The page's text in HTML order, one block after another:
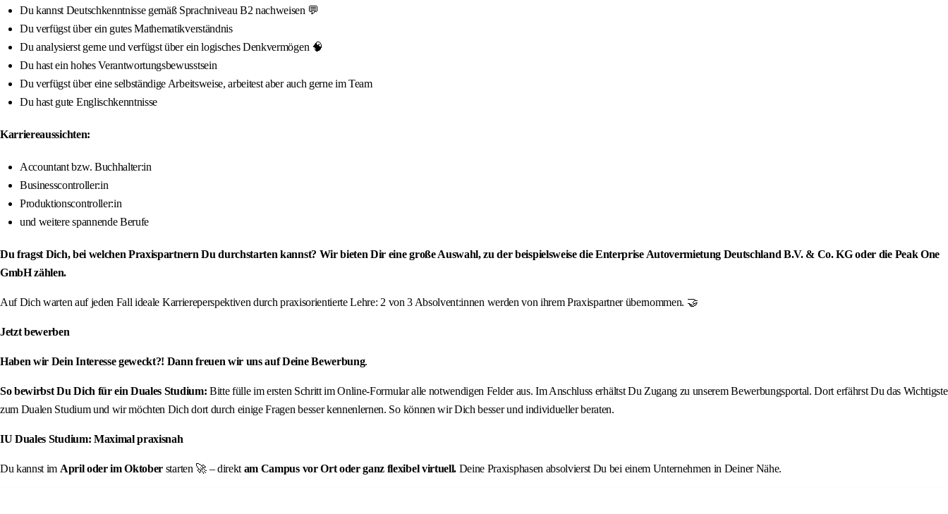
Du kannst Deutschkenntnisse gemäß Sprachniveau B2 nachweisen 💬
Du verfügst über ein gutes Mathematikverständnis
Du analysierst gerne und verfügst über ein logisches Denkvermögen 🧠
Du hast ein hohes Verantwortungsbewusstsein
Du verfügst über eine selbständige Arbeitsweise, arbeitest aber auch gerne im Team
Du hast gute Englischkenntnisse
Karriereaussichten:
Accountant bzw. Buchhalter:in
Businesscontroller:in
Produktionscontroller:in
und weitere spannende Berufe
Du fragst Dich, bei welchen Praxispartnern Du durchstarten kannst? Wir bieten Dir eine große Auswahl, zu der beispielsweise die Enterprise Autovermietung Deutschland B.V. & Co. KG oder die Peak One
GmbH zählen.
Auf Dich warten auf jeden Fall ideale Karriereperspektiven durch praxisorientierte Lehre: 2 von 3 Absolvent:innen werden von ihrem Praxispartner übernommen. 🤝
Jetzt bewerben
Haben wir Dein Interesse geweckt?! Dann freuen wir uns auf Deine Bewerbung.
So bewirbst Du Dich für ein Duales Studium: Bitte fülle im ersten Schritt im Online-Formular alle notwendigen Felder aus. Im Anschluss erhältst Du Zugang zu unserem Bewerbungsportal. Dort erfährst Du das Wichtigste
zum Dualen Studium und wir möchten Dich dort durch einige Fragen besser kennenlernen. So können wir Dich besser und individueller beraten.
IU Duales Studium: Maximal praxisnah
Du kannst im April oder im Oktober starten 🚀 – direkt am Campus vor Ort oder ganz flexibel virtuell. Deine Praxisphasen absolvierst Du bei einem Unternehmen in Deiner Nähe.